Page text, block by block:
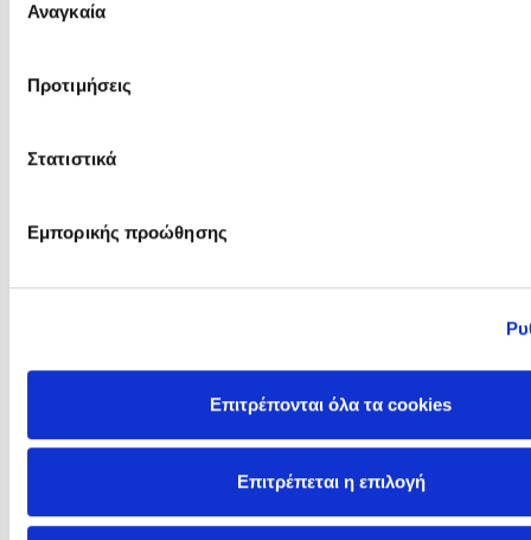
συγκατάθεσης
Αναγκαία
Προτιμήσεις
Στατιστικά
Εμπορικής προώθησης
Επιτρέπονται όλα τα cookies
Επιτρέπεται η επιλογή
Karen Bonnell